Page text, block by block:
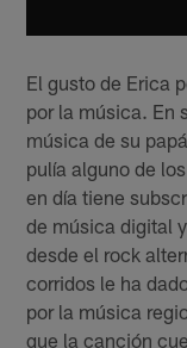
El gusto de Erica
por la música. En
música de su
pulía alguno de
en día tiene
de música digital
desde el rock
corridos le ha
por la música
que la canción